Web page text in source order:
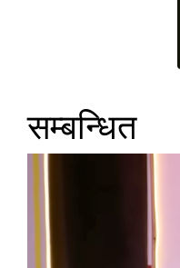
सम्बन्धित